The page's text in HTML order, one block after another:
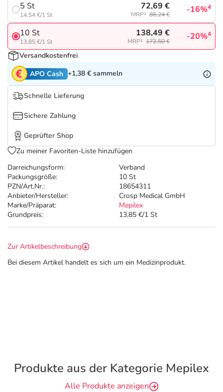
Tierapotheke
Vitamine & Mineralstoffe
Marken
Salus Deals
Darreichungsform:
Verband
Packungsgröße:
10 St
PZN/Art.Nr.:
18654311
Anbieter/Hersteller:
Crosp Medical GmbH
Marke/Präparat:
Mepilex
Grundpreis:
13,85 €/1 St
5 St
14,54 €/1 St
72,69 €
MRP² 86,24 € -16%4
10 St
13,85 €/1 St
138,49 €
MRP² 172,50 € -20%4
Versandkostenfrei
APO Cash +1,38 € sammeln
Schnelle Lieferung
Sichere Zahlung
Geprüfter Shop
Zu meiner Favoriten-Liste hinzufügen
Zur Artikelbeschreibung
Bei diesem Artikel handelt es sich um ein Medizinprodukt.
Produkte aus der Kategorie Mepilex
Alle Produkte anzeigen